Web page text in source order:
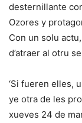
desternillante
Ozores y
Con un solu
d’atraer al otru
‘Si fueren elles,
ye otra de les
xueves 24 de